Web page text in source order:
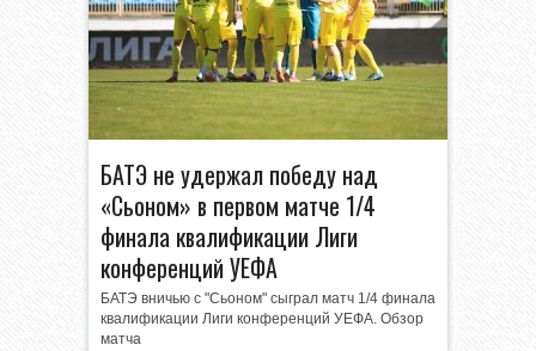
БАТЭ не удержал победу над
«Сьоном» в первом матче 1/4
финала квалификации Лиги
конференций УЕФА
БАТЭ вничью с "Сьоном" сыграл матч 1/4 финала
квалификации Лиги конференций УЕФА. Обзор
матча